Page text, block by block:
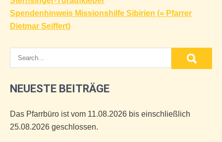
Spendenhinweis Missionshilfe Sibirien (= Pfarrer
Dietmar Seiffert)
NEUESTE BEITRÄGE
Das Pfarrbüro ist vom 11.08.2026 bis einschließlich
25.08.2026 geschlossen.